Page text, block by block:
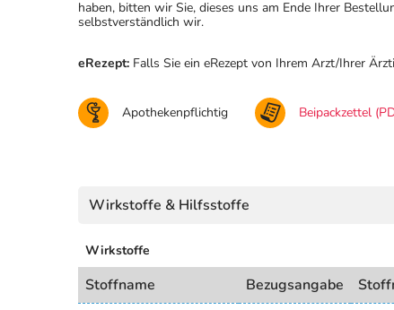
haben, bitten wir Sie, dieses uns am Ende Ihrer
selbstverständlich wir.
eRezept: Falls Sie ein eRezept von Ihrem Arzt/Ihrer
Apothekenpflichtig Beipackzettel
Wirkstoffe & Hilfsstoffe
Wirkstoffe
Stoffname Bezugsangabe